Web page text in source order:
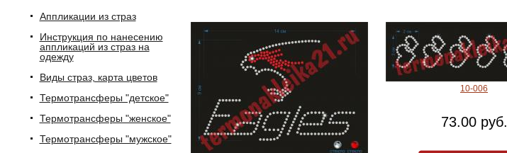
Аппликации из страз
Инструкция по нанесению
аппликаций из страз на
одежду
Виды страз, карта цветов
Термотрансферы "детское"
Термотрансферы "женское"
Термотрансферы "мужское"
10-006
73.00 руб.